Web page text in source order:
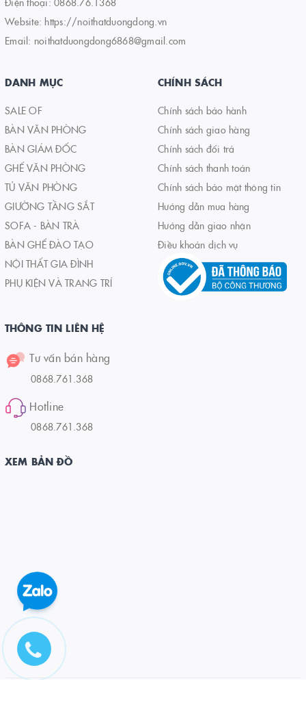
Website: https://noithatduongdong.vn
Email: noithatduongdong6868@gmail.com
DANH MỤC
SALE OF
BÀN VĂN PHÒNG
BÀN GIÁM ĐỐC
GHẾ VĂN PHÒNG
TỦ VĂN PHÒNG
GIƯỜNG TẦNG SẮT
SOFA - BÀN TRÀ
BÀN GHẾ ĐÀO TẠO
NỘI THẤT GIA ĐÌNH
PHỤ KIỆN VÀ TRANG TRÍ
CHÍNH SÁCH
Chính sách bảo hành
Chính sách giao hàng
Chính sách đổi trả
Chính sách thanh toán
Chính sách bảo mật thông tin
Hướng dẫn mua hàng
Hướng dẫn giao nhận
Điều khoản dịch vụ
THÔNG TIN LIÊN HỆ
Tư vấn bán hàng
0868.761.368
Hotline
0868.761.368
XEM BẢN ĐỒ